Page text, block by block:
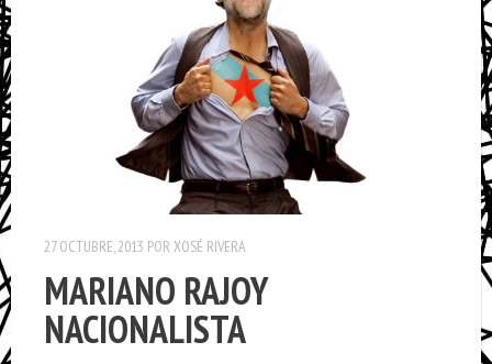
27 OCTUBRE, 2013 PORXOSÉ RIVERA
MARIANO RAJOY
NACIONALISTA